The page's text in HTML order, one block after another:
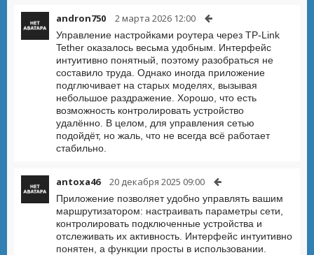
andron750 2 марта 2026 12:00
Управление настройками роутера через TP-Link
Tether оказалось весьма удобным. Интерфейс
интуитивно понятный, поэтому разобраться не
составило труда. Однако иногда приложение
подглючивает на старых моделях, вызывая
небольшое раздражение. Хорошо, что есть
возможность контролировать устройство
удалённо. В целом, для управления сетью
подойдёт, но жаль, что не всегда всё работает
стабильно.
antoxa46 20 декабря 2025 09:00
Приложение позволяет удобно управлять вашим
маршрутизатором: настраивать параметры сети,
контролировать подключенные устройства и
отслеживать их активность. Интерфейс интуитивно
понятен, а функции просты в использовании.